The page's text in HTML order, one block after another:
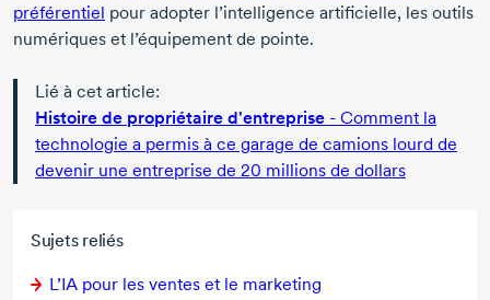
Sujets reliés
L’IA pour les ventes et le marketing
préférentiel pour adopter l’intelligence artificielle, les outils
numériques et l’équipement de pointe.
Lié à cet article:
Histoire de propriétaire d'entreprise - Comment la
technologie a permis à ce garage de camions lourd de
devenir une entreprise de 20 millions de dollars